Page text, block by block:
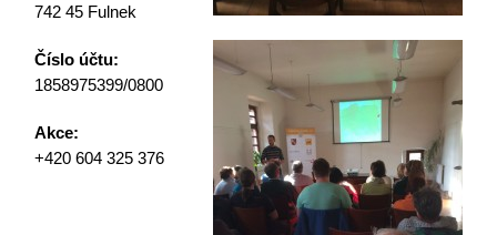
742 45 Fulnek
Číslo účtu:
1858975399/0800
Akce:
+420 604 325 376